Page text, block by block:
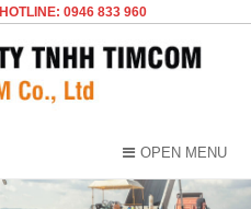
HOTLINE: 0946 833 960
OPEN MENU